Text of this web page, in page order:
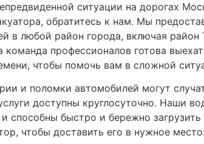
ситуации на дорогах
обратитесь к нам. Мы
в любой район города, включая район
профессионалов готова
чтобы помочь вам в сложной
и поломки автомобилей могут
доступны круглосуточно. Наши
способны быстро и бережно
чтобы доставить его в нужное место.